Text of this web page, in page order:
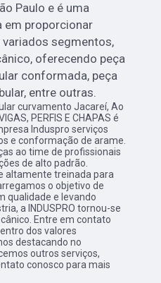
Paulo e é uma
em proporcionar
segmentos,
oferecendo peça
conformada, peça
entre outras.
curvamento Jacareí, Ao
PERFIS E CHAPAS é
Induspro serviços
e conformação de arame.
ao time de profissionais
de alto padrão.
altamente treinada para
o objetivo de
qualidade e levando
a INDUSPRO tornou-se
Entre em contato
dos valores
destacando no
outros serviços,
conosco para mais